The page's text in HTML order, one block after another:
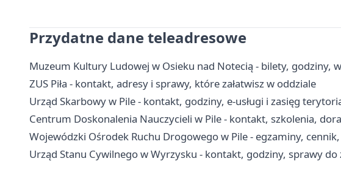
Przydatne dane teleadresowe
Muzeum Kultury Ludowej w Osieku nad Notecią - bilety, godziny,
ZUS Piła - kontakt, adresy i sprawy, które załatwisz w oddziale
Urząd Skarbowy w Pile - kontakt, godziny, e-usługi i zasięg
Centrum Doskonalenia Nauczycieli w Pile - kontakt, szkolenia,
Wojewódzki Ośrodek Ruchu Drogowego w Pile - egzaminy,
Urząd Stanu Cywilnego w Wyrzysku - kontakt, godziny, sprawy do